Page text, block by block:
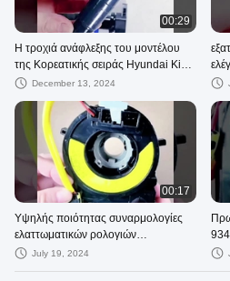
00:29
Η τροχιά ανάφλεξης του μοντέλου
της Κορεατικής σειράς Hyundai Kia
Sangyong
December 13, 2024
00:17
Υψηλής ποιότητας συναρμολογίες
ελαττωματικών ρολογιών
αυτοκινήτων που κατασκευάζονται
July 19, 2024